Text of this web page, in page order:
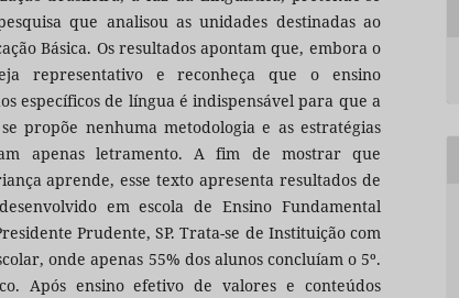
que analisou as unidades destinadas ao
Básica. Os resultados apontam que, embora o
representativo e reconheça que o ensino
específicos de língua é indispensável para que a
propõe nenhuma metodologia e as estratégias
apenas letramento. A fim de mostrar que
aprende, esse texto apresenta resultados de
em escola de Ensino Fundamental
Prudente, SP. Trata-se de Instituição com
onde apenas 55% dos alunos concluíam o 5º.
Após ensino efetivo de valores e conteúdos